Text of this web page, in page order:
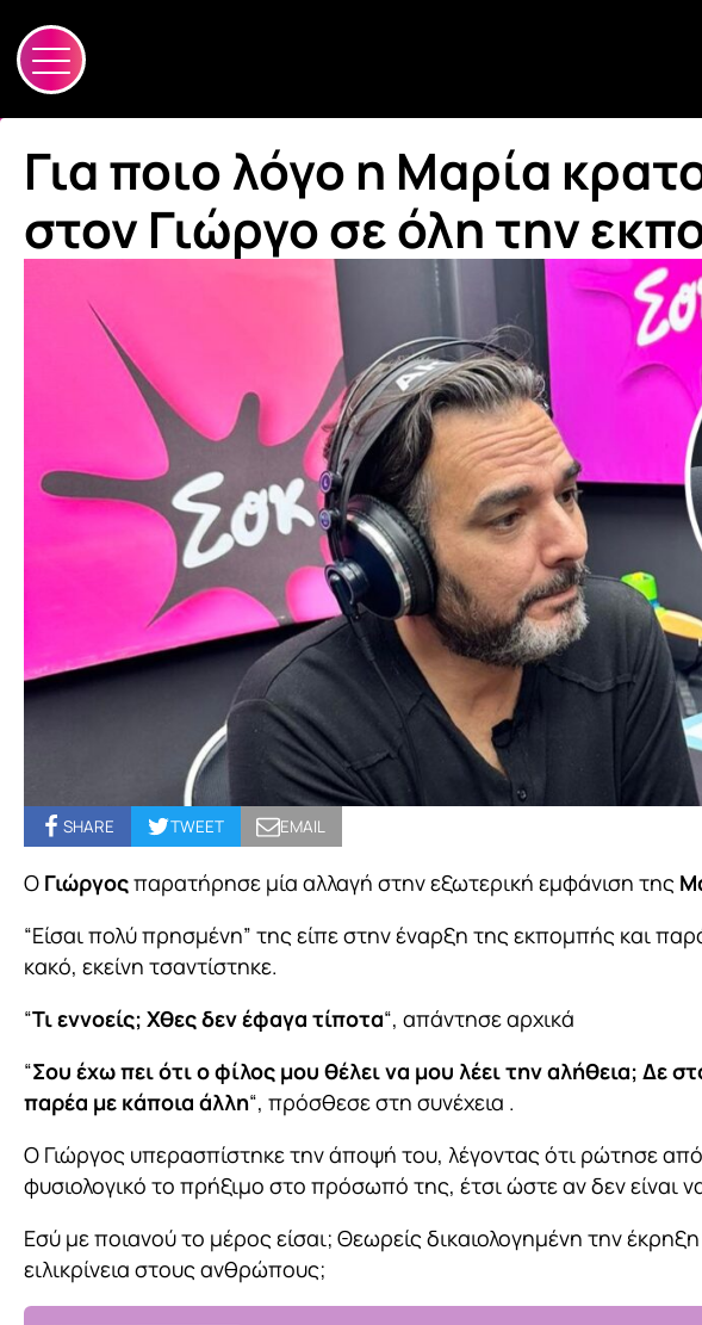
Για ποιο λόγο η Μαρία
στον Γιώργο σε όλη την
SHARE TWEET EMAIL
Ο Γιώργοςπαρατήρησε μία αλλαγή στην εξωτερική εμφάνιση της
“Είσαι πολύ πρησμένη” της είπε στην έναρξη της εκπομπής και
κακό, εκείνη τσαντίστηκε.
“Τι εννοείς; Χθες δεν έφαγα τίποτα“, απάντησε αρχικά
“Σου έχω πει ότι ο φίλος μου θέλει να μου λέει την αλήθεια; Δε
παρέα με κάποια άλλη“, πρόσθεσε στη συνέχεια .
Ο Γιώργος υπερασπίστηκε την άποψή του, λέγοντας ότι ρώτησε από
φυσιολογικό το πρήξιμο στο πρόσωπό της, έτσι ώστε αν δεν είναι
Εσύ με ποιανού το μέρος είσαι; Θεωρείς δικαιολογημένη την
ειλικρίνεια στους ανθρώπους;